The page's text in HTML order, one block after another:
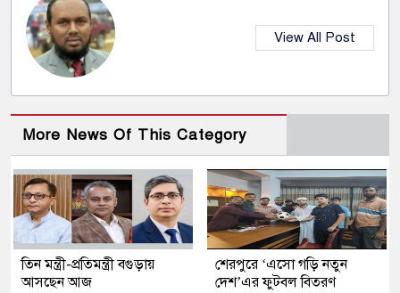
View All Post
More News Of This Category
তিন মন্ত্রী-প্রতিমন্ত্রী বগুড়ায়
আসছেন আজ
শেরপুরে ‘এসো গড়ি নতুন
দেশ’এর ফুটবল বিতরণ